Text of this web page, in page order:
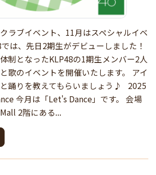
ラブイベント、11月はスペシャルイベ
は、先日2期生がデビューしました！
制となったKLP48の1期生メンバー2人
歌のイベントを開催いたします。 アイ
踊りを教えてもらいましょう♪ 2025
今月は「Let's Dance」です。 会場
2階にある...